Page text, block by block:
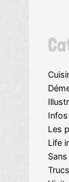
Les
Life